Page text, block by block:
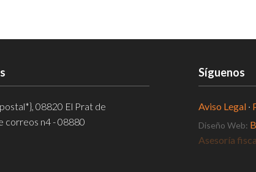
08820 El Prat de
correos n4 - 08880
Síguenos
Aviso Legal ·
Diseño Web:
Certificado